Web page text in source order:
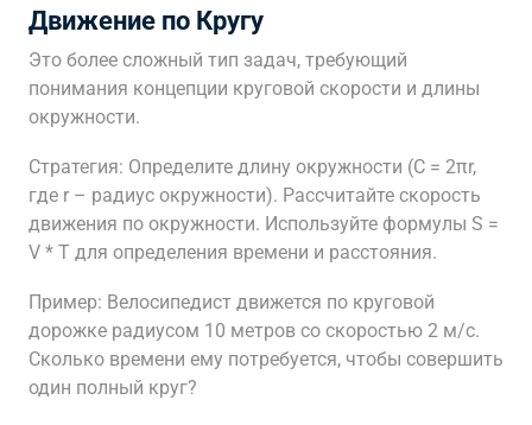
Движение по Кругу
Это более сложный тип задач, требующий
понимания концепции круговой скорости и длины
окружности.
Стратегия: Определите длину окружности (C = 2πr,
где r – радиус окружности). Рассчитайте скорость
движения по окружности. Используйте формулы S =
V * T для определения времени и расстояния.
Пример: Велосипедист движется по круговой
дорожке радиусом 10 метров со скоростью 2 м/с.
Сколько времени ему потребуется, чтобы совершить
один полный круг?